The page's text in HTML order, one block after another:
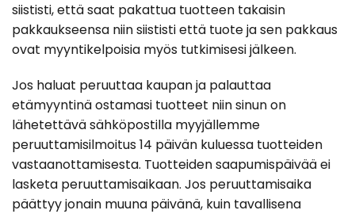
siististi, että saat pakattua tuotteen takaisin
pakkaukseensa niin siististi että tuote ja sen pakkaus
ovat myyntikelpoisia myös tutkimisesi jälkeen.
Jos haluat peruuttaa kaupan ja palauttaa
etämyyntinä ostamasi tuotteet niin sinun on
lähetettävä sähköpostilla myyjällemme
peruuttamisilmoitus 14 päivän kuluessa tuotteiden
vastaanottamisesta. Tuotteiden saapumispäivää ei
lasketa peruuttamisaikaan. Jos peruuttamisaika
päättyy jonain muuna päivänä, kuin tavallisena